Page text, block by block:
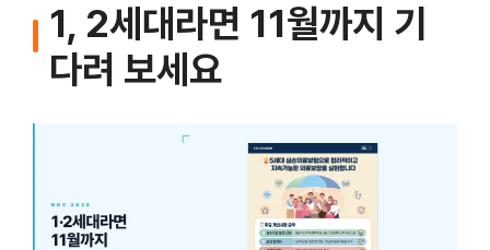
1, 2세대라면 11월까지 기
다려 보세요